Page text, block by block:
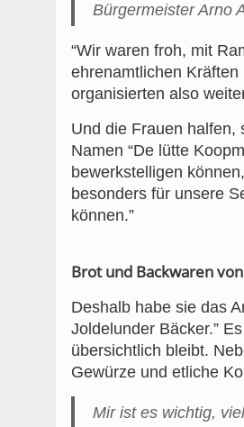
Bürgermeister Arno
“Wir waren froh, mit
ehrenamtlichen Kräften
organisierten also
Und die Frauen halfen,
Namen “De lütte
bewerkstelligen
besonders für unsere
können.”
Brot und Backwaren
Deshalb habe sie das
Joldelunder Bäcker.”
übersichtlich bleibt.
Gewürze und etliche
Mir ist es wichtig,